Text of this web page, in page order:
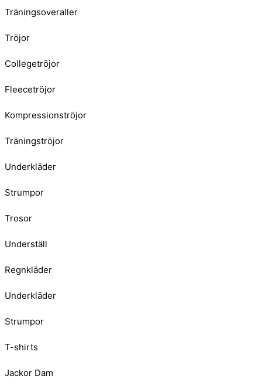
Träningsoveraller
Tröjor
Collegetröjor
Fleecetröjor
Kompressionströjor
Träningströjor
Underkläder
Strumpor
Trosor
Underställ
Regnkläder
Underkläder
Strumpor
T-shirts
Jackor Dam